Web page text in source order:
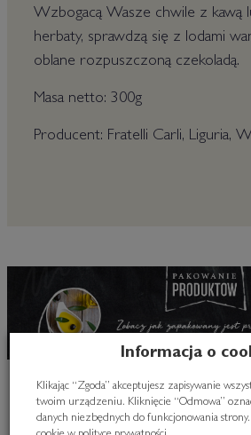
Wzbogacą Wasze chwile z kawą
herbaty, sprawdzą się z lodami
oblane rozpuszczoną czekoladą.
Masa netto: 300g
Producent: Fratelli Carli, Liguria,
Informacja o
Klikając “Zgoda” akceptujesz zapisywanie
twoim urządzeniu. Kliknięcie “Odmowa”
danych niezbędnych do funkcjonowania